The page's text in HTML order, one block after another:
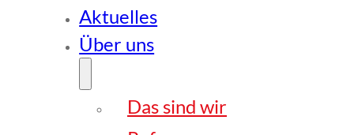
Aktuelles
Über uns
Das sind wir